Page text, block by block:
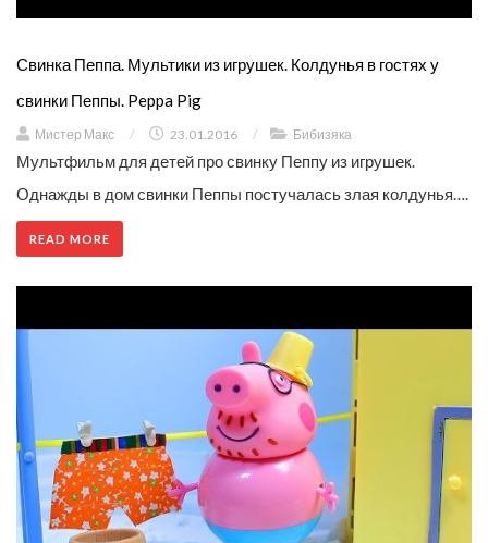
Свинка Пеппа. Мультики из игрушек. Колдунья в гостях у
свинки Пеппы. Peppa Pig
Мистер Макс / 23.01.2016 / Бибизяка
Мультфильм для детей про свинку Пеппу из игрушек.
Однажды в дом свинки Пеппы постучалась злая колдунья….
READ MORE